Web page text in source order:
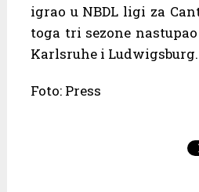
igrao u NBDL ligi za
toga tri sezone
Karlsruhe i Ludwigsburg.
Foto: Press